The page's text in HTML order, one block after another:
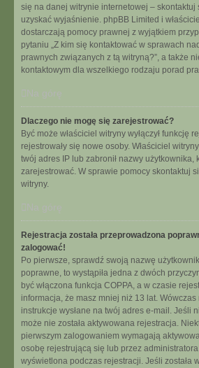
się na danej witrynie internetowej – skontaktuj
uzyskać wyjaśnienie. phpBB Limited i
dostarczają pomocy prawnej z wyjątkiem
pytaniu „Z kim się kontaktować w sprawach
prawnych związanych z tą witryną?”, a także
kontaktowym dla wszelkiego rodzaju porad
Na górę
Dlaczego nie mogę się zarejestrować?
Być może właściciel witryny wyłączył funkcję
rejestrowały się nowe osoby. Właściciel
twój adres IP lub zabronił nazwy użytkownika,
zarejestrować. W sprawie pomocy skontaktuj
witryny.
Na górę
Rejestracja została przeprowadzona
zalogować!
Po pierwsze, sprawdź swoją nazwę
poprawne, to wystąpiła jedna z dwóch
być włączona funkcja COPPA, a w czasie
informacja, że masz mniej niż 13 lat.
instrukcje wysłane na twój adres e-mail. Jeśli
może nie została aktywowana rejestracja.
pierwszym zalogowaniem wymagają
osobę rejestrującą się lub przez
wyświetlona podczas rejestracji. Jeśli została